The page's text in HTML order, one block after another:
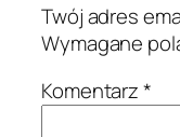
Twój adres
Wymagane
Komentarz*